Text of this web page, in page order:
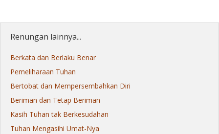
Renungan lainnya...
Berkata dan Berlaku Benar
Pemeliharaan Tuhan
Bertobat dan Mempersembahkan Diri
Beriman dan Tetap Beriman
Kasih Tuhan tak Berkesudahan
Tuhan Mengasihi Umat-Nya